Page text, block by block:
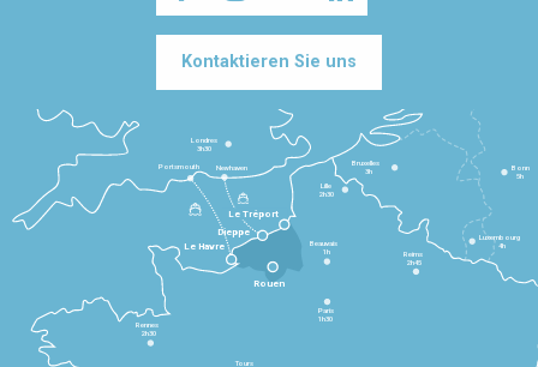
Kontaktieren Sie uns
Le Havre
Dieppe
Le Tréport
Rennes
2h30
Tours
Paris
1h30
Beauvais
1h
Reims
2h45
Lille
2h30
Bruxelles
3h
Londres
3h30
Newhaven
Portsmouth
Bonn
5h
Luxembourg
4h
Rouen